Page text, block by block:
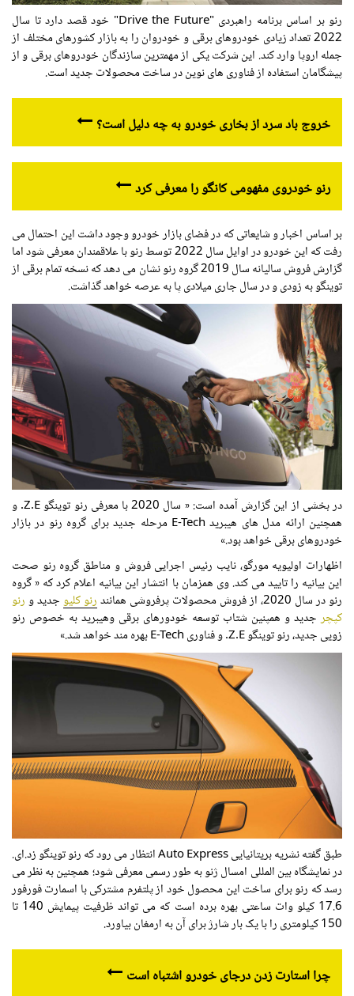
رنو بر اساس برنامه راهبردی "Drive the Future" خود قصد دارد تا سال
2022 تعداد زیادی خودروهای برقی و خودروان را به بازار کشورهای مختلف از
جمله اروپا وارد کند. این شرکت یکی از مهمترین سازندگان خودروهای برقی و از
پیشگامان استفاده از فناوری های نوین در ساخت محصولات جدید است.
خروج باد سرد از بخاری خودرو به چه دلیل است؟
رنو خودروی مفهومی کانگو را معرفی کرد
بر اساس اخبار و شایعاتی که در فضای بازار خودرو وجود داشت این احتمال می
رفت که این خودرو در اوایل سال 2022 توسط رنو با علاقمندان معرفی شود اما
گزارش فروش سالیانه سال 2019 گروه رنو نشان می دهد که نسخه تمام برقی از
توینگو به زودی و در سال جاری میلادی پا به عرصه خواهد گذاشت.
در بخشی از این گزارش آمده است: « سال 2020 با معرفی رنو توینگو Z.E. و
همچنین ارائه مدل های هیبرید E-Tech مرحله جدید برای گروه رنو در بازار
خودروهای برقی خواهد بود.»
اظهارات اولیویه مورگو، نایب رئیس اجرایی فروش و مناطق گروه رنو صحت
این بیانیه را تایید می کند. وی همزمان با انتشار این بیانیه اعلام کرد که « گروه
رنو در سال 2020، از فروش محصولات پرفروشی همانند
رنو کلیوجدید ورنو
کپچرجدید و همپنین شتاب توسعه خودورهای برقی وهیبرید به خصوص رنو
زویی جدید، رنو توینگو Z.E. و فناوری E-Tech بهره مند خواهد شد.»
طبق گفته نشریه بریتانیایی Auto Express انتظار می رود که رنو توینگو زد.ای.
در نمایشگاه بین المللی امسال ژنو به طور رسمی معرفی شود؛ همچنین به نظر می
رسد که رنو برای ساخت این محصول خود از پلتفرم مشترکی با اسمارت فورفور
17.6 کیلو وات ساعتی بهره برده است که می تواند ظرفیت پیمایش 140 تا
150 کیلومتری را با یک بار شارژ برای آن به ارمغان بیاورد.
چرا استارت زدن درجای خودرو اشتباه است